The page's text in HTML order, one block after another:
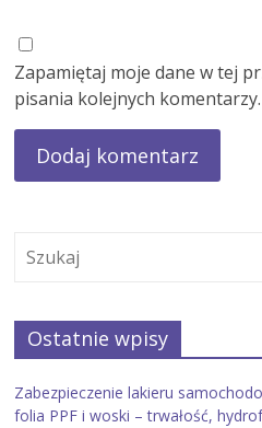
Zapamiętaj moje dane w tej
pisania kolejnych komentarzy.
Ostatnie wpisy
Zabezpieczenie lakieru
folia PPF i woski – trwałość,